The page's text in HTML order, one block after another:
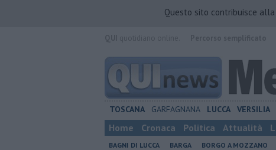
Questo sito contribuisce alla
TOSCANA GARFAGNANA LUCCA VERSILIA
Home Cronaca Politica Attualità
BAGNI DI LUCCA BARGA BORGO A MOZZANO